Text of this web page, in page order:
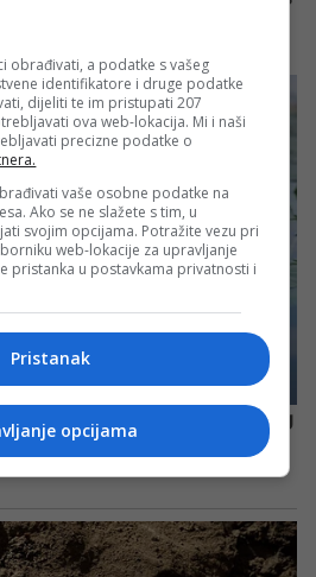
obrađivati, a podatke s vašeg
identifikatore i druge podatke
dijeliti te im pristupati 207
ova web-lokacija. Mi i naši
precizne podatke o
vaše osobne podatke na
Ako se ne slažete s tim, u
svojim opcijama. Potražite vezu pri
web-lokacije za upravljanje
pristanka u postavkama privatnosti i
Pristanak
opcijama